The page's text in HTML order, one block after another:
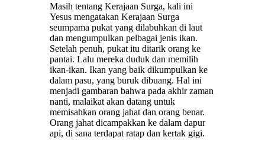
Masih tentang Kerajaan Surga, kali ini
Yesus mengatakan Kerajaan Surga
seumpama pukat yang dilabuhkan di laut
dan mengumpulkan pelbagai jenis ikan.
Setelah penuh, pukat itu ditarik orang ke
pantai. Lalu mereka duduk dan memilih
ikan-ikan. Ikan yang baik dikumpulkan ke
dalam pasu, yang buruk dibuang. Hal ini
menjadi gambaran bahwa pada akhir zaman
nanti, malaikat akan datang untuk
memisahkan orang jahat dan orang benar.
Orang jahat dicampakkan ke dalam dapur
api, di sana terdapat ratap dan kertak gigi.